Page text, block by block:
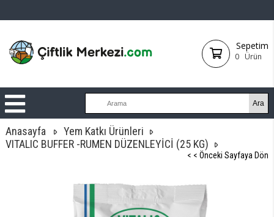
Sepetim
0 Ürün
Anasayfa
Yem Katkı Ürünleri
VITALIC BUFFER -RUMEN DÜZENLEYİCİ (25 KG)
< < Önceki Sayfaya Dön